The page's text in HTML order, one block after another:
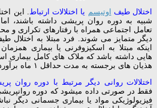
اختلال طیف اوتیسم یا اختلالات ارتباط . این
شبیه به دوره روان­ پریشی داشته باشند،
تعامل اجتماعی همراه با رفتارهای تکراری و
دیگر متمایز می­ شوند. فرد مبتلا به اختلال
اینکه مبتلا به اسکیزوفرنی یا بیماری
هایی داشته باشد که ملاک­ های کامل بیماری
هذیان ­های برجسته به مدت حداقل ۱ ماه برآورده کنند.
اختلالات روانی دیگر مرتبط با دوره روان
فقط در صورتی داده می­شود که دوره
فیزیولوژیکی مواد یا بیماری جسمانی دیگر